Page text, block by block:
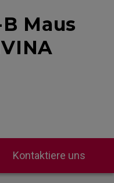
Maus
Kontaktiere uns